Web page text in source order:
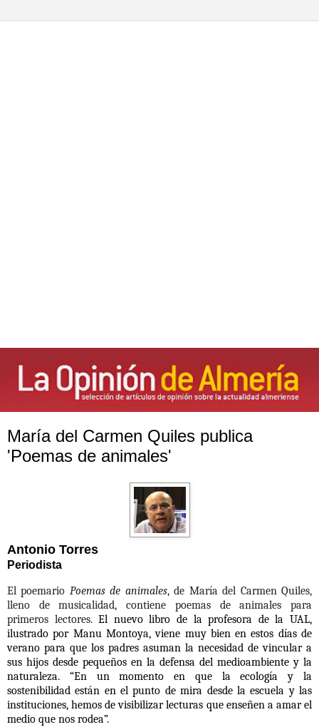
María del Carmen Quiles publica
'Poemas de animales'
Antonio Torres
Periodista
El poemario Poemas de animales, de María del Carmen Quiles,
lleno de musicalidad, contiene poemas de animales para
primeros lectores.El nuevo libro de la profesora de la UAL,
ilustrado por Manu Montoya, viene muy bien en estos días de
verano para que los padres asuman la necesidad de vincular a
sus hijos desde pequeños en la defensa del medioambiente y la
naturaleza. “En un momento en que la ecología y la
sostenibilidad están en el punto de mira desde la escuela y las
instituciones, hemos de visibilizar lecturas que enseñen a amar el
medio que nos rodea”.